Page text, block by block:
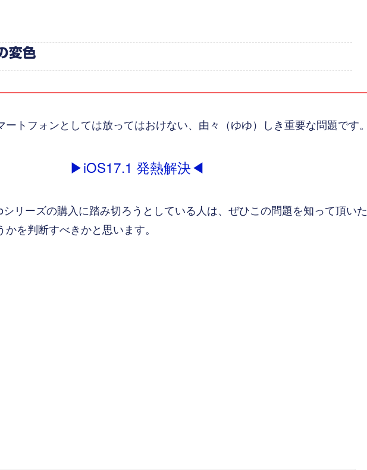
変色
ートフォンとしては放ってはおけない、由々（ゆゆ）しき重要な問題です。
▶iOS17.1 発熱解決◀
リーズの購入に踏み切ろうとしている人は、ぜひこの問題を知って頂いた
かを判断すべきかと思います。